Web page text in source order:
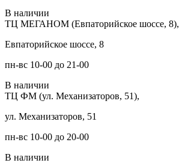
В наличии
ТЦ МЕГАНОМ (Евпаторийское шоссе, 8),
Евпаторийское шоссе, 8
пн-вс 10-00 до 21-00
В наличии
ТЦ ФМ (ул. Механизаторов, 51),
ул. Механизаторов, 51
пн-вс 10-00 до 20-00
В наличии